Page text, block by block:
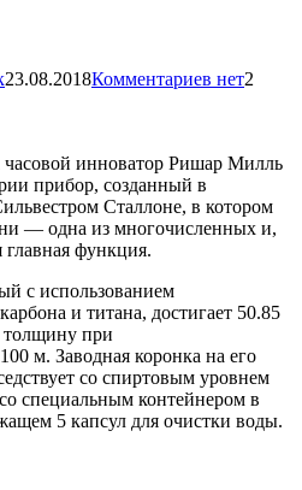
23.08.2018Комментариев нет2
часовой инноватор Ришар Милль
прибор, созданный в
Сталлоне, в котором
— одна из многочисленных и,
главная функция.
с использованием
и титана, достигает 50.85
толщину при
м. Заводная коронка на его
со спиртовым уровнем
специальным контейнером в
5 капсул для очистки воды.